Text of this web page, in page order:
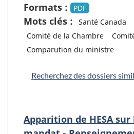
Formats :
PDF
Mots clés : Santé Canada
Comité de la Chambre
Comparution du ministre
Recherchez des dossiers
Apparition de HESA